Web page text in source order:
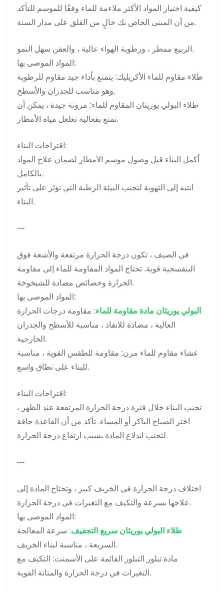
كيفية اختيار المواد الأكثر ملاءمة للماء وفقًا للموسم للتأكد
من أن المبنى الخاص بك خالٍ من القلق على مدار السنة.
الربيع ممطر ، ورطوبة الهواء عالية ، والعفن سهل النمو.
المواد الموصى بها:
طلاء مقاوم للماء الأكريليك: يتمتع بأداء جيد مقاوم للرطوبة
وهو مناسب للجدران والأسطح.
طلاء البولي يوريثان المقاوم للماء: مرونة جيدة ، يمكن أن
تمنع بفعالية تغلغل مياه الأمطار.
اقتراحات البناء:
أكمل البناء قبل وصول موسم الأمطار لضمان علاج المواد
بالكامل.
انتبه إلى التهوية لتجنب البيئة الرطبة التي تؤثر على تأثير
البناء.
---
في الصيف ، تكون درجة الحرارة مرتفعة والأشعة فوق
البنفسجية قوية. تحتاج المواد المقاومة للماء إلى مقاومة
الحرارة وخصائص مضادة للشيخوخة.
المواد الموصى بها:
البولي يوريثان مادة مقاومة للماء: مقاومة درجات الحرارة
العالية ، مضادة للانقاذ ، مناسبة للأسطح والجدران
الخارجية.
غشاء مقاوم للماء مرن: مقاومة للطقس القوية ، مناسبة
للبناء على نطاق واسع.
اقتراحات البناء:
تجنب البناء خلال فترة درجة الحرارة المرتفعة عند الظهر ،
اختر الصباح الباكر أو المساء. تأكد من أن القاعدة جافة
لتجنب اندلاع المادة بسبب ارتفاع درجة الحرارة.
---
اختلاف درجة الحرارة في الخريف كبير ، وتحتاج المادة إلى
علاجها بسرعة والتكيف مع التغيرات في درجة الحرارة.
المواد الموصى بها:
طلاء البولي يوريثان سريع التجفيف: سرعة المعالجة
السريعة ، مناسبة لبناء الخريف.
مادة تبلور التبلور القائمة على الأسمنت: التكيف مع
التغيرات في درجة الحرارة والمتانة القوية.